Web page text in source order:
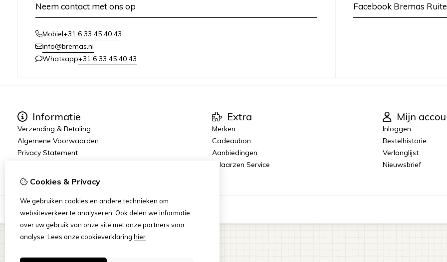
Neem contact met ons op
Mobiel+31 6 33 45 40 43
info@bremas.nl
Whatsapp+31 6 33 45 40 43
Facebook Bremas
Informatie
Verzending & Betaling
Algemene Voorwaarden
Privacy Statement
Extra
Merken
Cadeaubon
Aanbiedingen
Rijlaarzen Service
Mijn
Inloggen
Bestelhistorie
Verlanglijst
Nieuwsbrief
Cookies & Privacy
We gebruiken cookies en andere technieken om
websiteverkeer te analyseren. Ook delen we informatie
over uw gebruik van onze site met onze partners voor
analyse. Lees onze cookieverklaring hier